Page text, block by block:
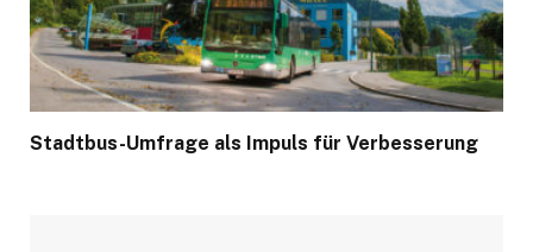
Stadtbus-Umfrage als Impuls für Verbesserung